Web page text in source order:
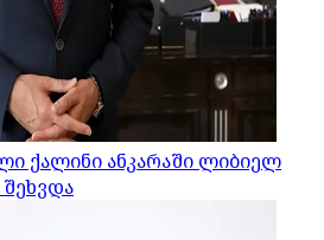
ქალინი ანკარაში ლიბიელ